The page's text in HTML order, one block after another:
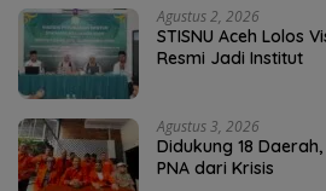
Agustus 2, 2026
STISNU Aceh Lolos
Resmi Jadi Institut
Agustus 3, 2026
Didukung 18
PNA dari Krisis